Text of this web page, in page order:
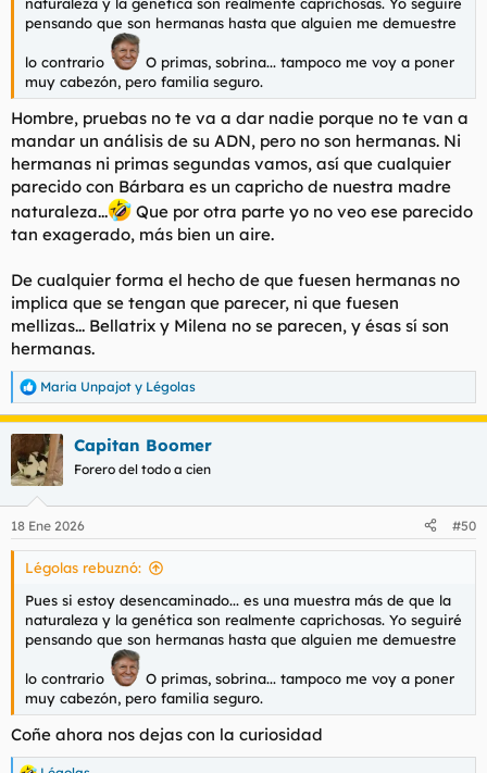
pensando que son hermanas hasta que alguien me demuestre
lo contrario
O primas, sobrina... tampoco me voy a poner
muy cabezón, pero familia seguro.
Hombre, pruebas no te va a dar nadie porque no te van a
mandar un análisis de su ADN, pero no son hermanas. Ni
hermanas ni primas segundas vamos, así que cualquier
parecido con Bárbara es un capricho de nuestra madre
naturaleza...
Que por otra parte yo no veo ese parecido
tan exagerado, más bien un aire.
De cualquier forma el hecho de que fuesen hermanas no
implica que se tengan que parecer, ni que fuesen
mellizas... Bellatrix y Milena no se parecen, y ésas sí son
hermanas.
R
e
c
i
e
s
Maria Unpajot y Légolas
Capitan Boomer
Forero del todo a cien
18 Ene 2026 #50
Légolas rebuznó:
Pues si estoy desencaminado... es una muestra más de que la
naturaleza y la genética son realmente caprichosas. Yo seguiré
pensando que son hermanas hasta que alguien me demuestre
lo contrario
O primas, sobrina... tampoco me voy a poner
muy cabezón, pero familia seguro.
Coñe ahora nos dejas con la curiosidad